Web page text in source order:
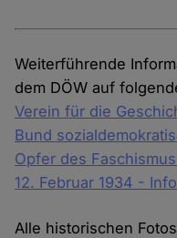
Weiterführende
dem DÖW auf
Verein für die
Bund
Opfer des
12. Februar 1934 -
Alle historischen